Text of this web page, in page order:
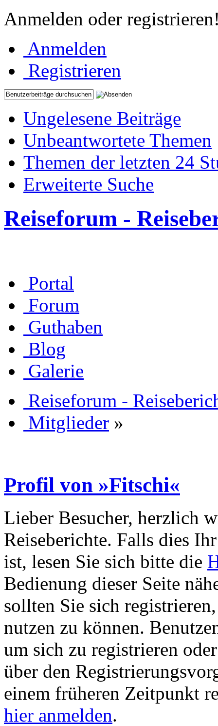
Anmelden oder
Anmelden
Registrieren
Ungelesene Beiträge
Unbeantwortete Themen
Themen der letzten 24
Erweiterte Suche
Reiseforum -
Portal
Forum
Guthaben
Blog
Galerie
Reiseforum -
Mitglieder »
Profil von »Fitschi«
Lieber Besucher, herzlich
Reiseberichte. Falls dies
ist, lesen Sie sich bitte die
Bedienung dieser Seite
sollten Sie sich
nutzen zu können.
um sich zu registrieren
über den
einem früheren Zeitpunkt
hier anmelden.